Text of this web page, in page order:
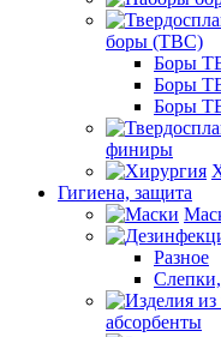
боры (ТВС)
Боры
Боры
Боры
финиры
Гигиена, защита
Разное
абсорбенты